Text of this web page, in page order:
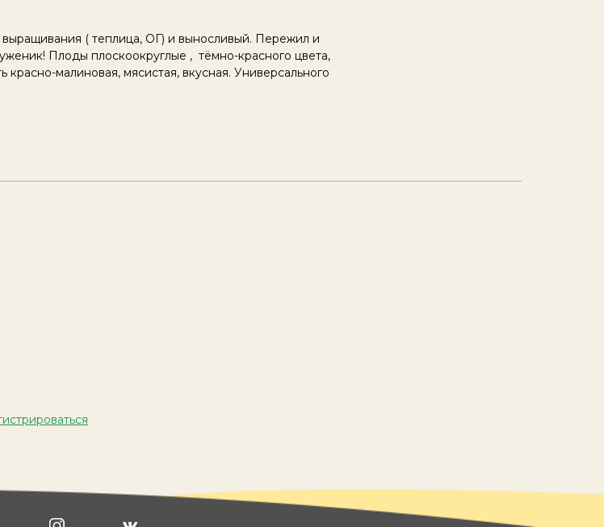
( теплица, ОГ) и выносливый. Пережил и
Плоды плоскоокруглые , тёмно-красного цвета,
малиновая, мясистая, вкусная. Универсального